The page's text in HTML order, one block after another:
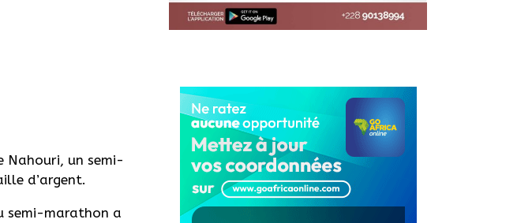
Nahouri, un semi-
d’argent.
semi-marathon a